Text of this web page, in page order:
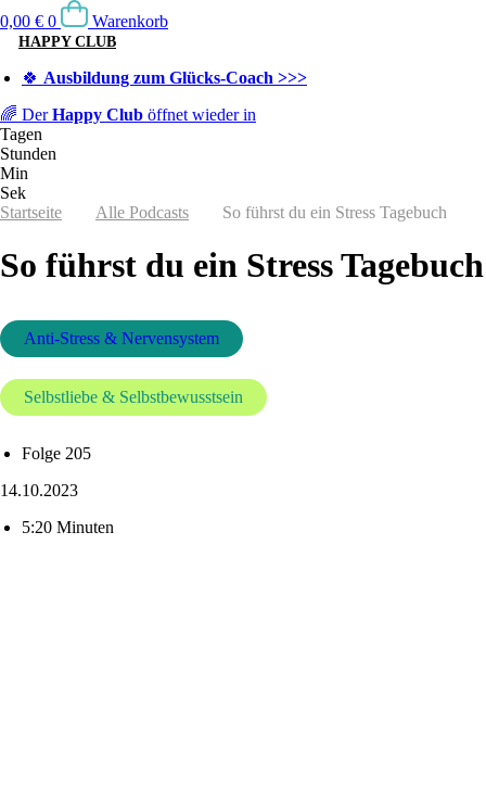
0,00 € 0 Warenkorb
HAPPY CLUB
🍀 Ausbildung zum Glücks-Coach >>>
🌈 DerHappy Club öffnet wieder in
Tagen
Stunden
Min
Sek
Startseite
Alle Podcasts So führst du ein Stress Tagebuch
So führst du ein Stress Tagebuch
Anti-Stress & Nervensystem
Selbstliebe & Selbstbewusstsein
Folge 205
14.10.2023
5:20 Minuten